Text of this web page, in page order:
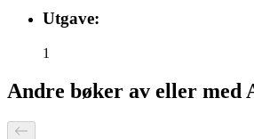
Utgave:
1
Andre bøker av eller med